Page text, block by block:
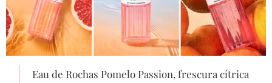
Eau de Rochas Pomelo Passion, frescura cítrica